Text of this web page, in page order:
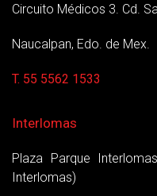
Circuito Médicos 3. Cd.
Naucalpan, Edo. de Mex.
T. 55 5562 1533
Interlomas
Plaza Parque
Interlomas)